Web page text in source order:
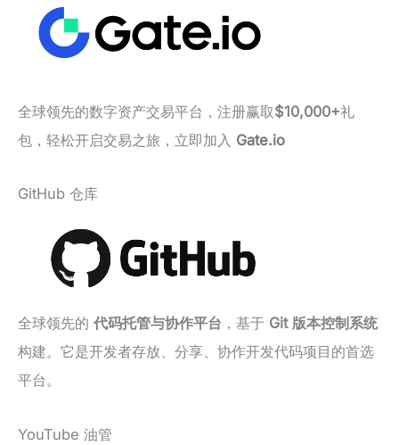
全球领先的数字资产交易平台，注册赢取$10,000+礼
包，轻松开启交易之旅，立即加入 Gate.io
GitHub 仓库
全球领先的 代码托管与协作平台 ，基于 Git 版本控制系统
构建。它是开发者存放、分享、协作开发代码项目的首选
平台。
YouTube 油管